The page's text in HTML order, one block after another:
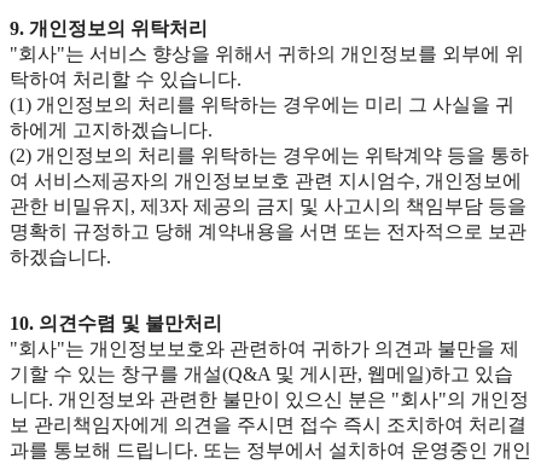
9. 개인정보의 위탁처리
"회사"는 서비스 향상을 위해서 귀하의 개인정보를 외부에 위
탁하여 처리할 수 있습니다.
(1) 개인정보의 처리를 위탁하는 경우에는 미리 그 사실을 귀
하에게 고지하겠습니다.
(2) 개인정보의 처리를 위탁하는 경우에는 위탁계약 등을 통하
여 서비스제공자의 개인정보보호 관련 지시엄수, 개인정보에
관한 비밀유지, 제3자 제공의 금지 및 사고시의 책임부담 등을
명확히 규정하고 당해 계약내용을 서면 또는 전자적으로 보관
하겠습니다.
10. 의견수렴 및 불만처리
"회사"는 개인정보보호와 관련하여 귀하가 의견과 불만을 제
기할 수 있는 창구를 개설(Q&A 및 게시판, 웹메일)하고 있습
니다. 개인정보와 관련한 불만이 있으신 분은 "회사"의 개인정
보 관리책임자에게 의견을 주시면 접수 즉시 조치하여 처리결
과를 통보해 드립니다. 또는 정부에서 설치하여 운영중인 개인